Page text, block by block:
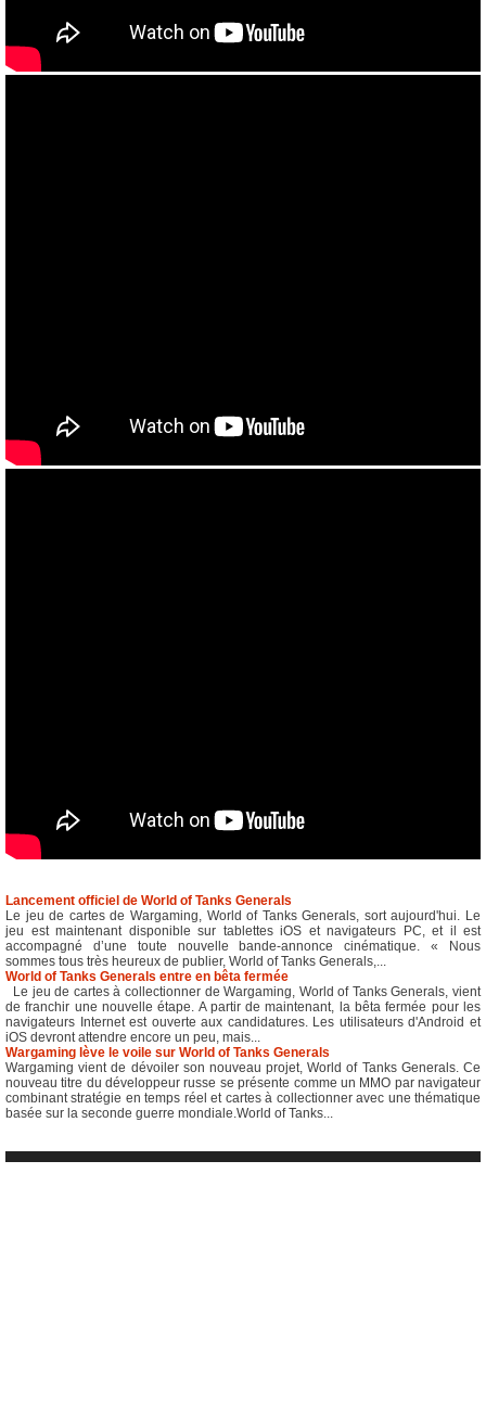
Lancement officiel de World of Tanks Generals
Le jeu de cartes de Wargaming, World of Tanks Generals, sort aujourd'hui. Le
jeu est maintenant disponible sur tablettes iOS et navigateurs PC, et il est
accompagné d’une toute nouvelle bande-annonce cinématique. « Nous
sommes tous très heureux de publier, World of Tanks Generals,...
World of Tanks Generals entre en bêta fermée
Le jeu de cartes à collectionner de Wargaming, World of Tanks Generals, vient
de franchir une nouvelle étape. A partir de maintenant, la bêta fermée pour les
navigateurs Internet est ouverte aux candidatures. Les utilisateurs d'Android et
iOS devront attendre encore un peu, mais...
Wargaming lève le voile sur World of Tanks Generals
Wargaming vient de dévoiler son nouveau projet, World of Tanks Generals. Ce
nouveau titre du développeur russe se présente comme un MMO par navigateur
combinant stratégie en temps réel et cartes à collectionner avec une thématique
basée sur la seconde guerre mondiale.World of Tanks...